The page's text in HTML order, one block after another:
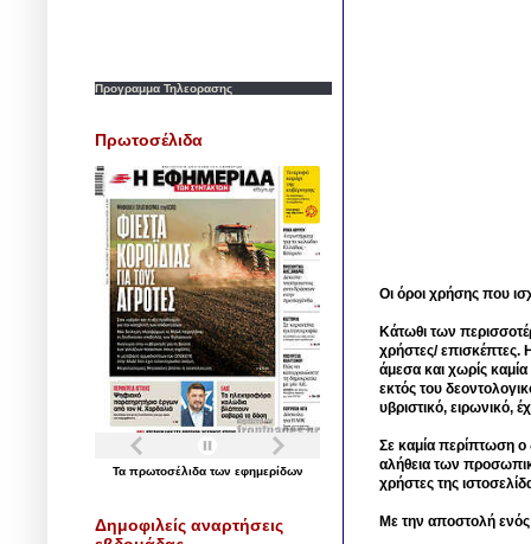
Οι όροι χρήσης που
Κάτωθι των
χρήστες/ επισκέπτες.
άμεσα και χωρίς
εκτός του
υβριστικό, ειρωνικό,
Σε καμία περίπτωση ο
αλήθεια των
χρήστες της
Με την αποστολή
Προγραμμα Τηλεορασης
Πρωτοσέλιδα
Τα πρωτοσέλιδα των εφημερίδων
Δημοφιλείς αναρτήσεις